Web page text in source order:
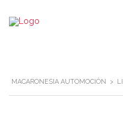
MACARONESIA AUTOMOCIÓN >